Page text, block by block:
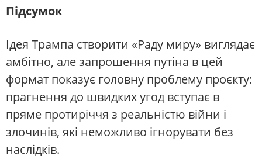
Підсумок
Ідея Трампа створити «Раду миру» виглядає
амбітно, але запрошення путіна в цей
формат показує головну проблему проєкту:
прагнення до швидких угод вступає в
пряме протиріччя з реальністю війни і
злочинів, які неможливо ігнорувати без
наслідків.